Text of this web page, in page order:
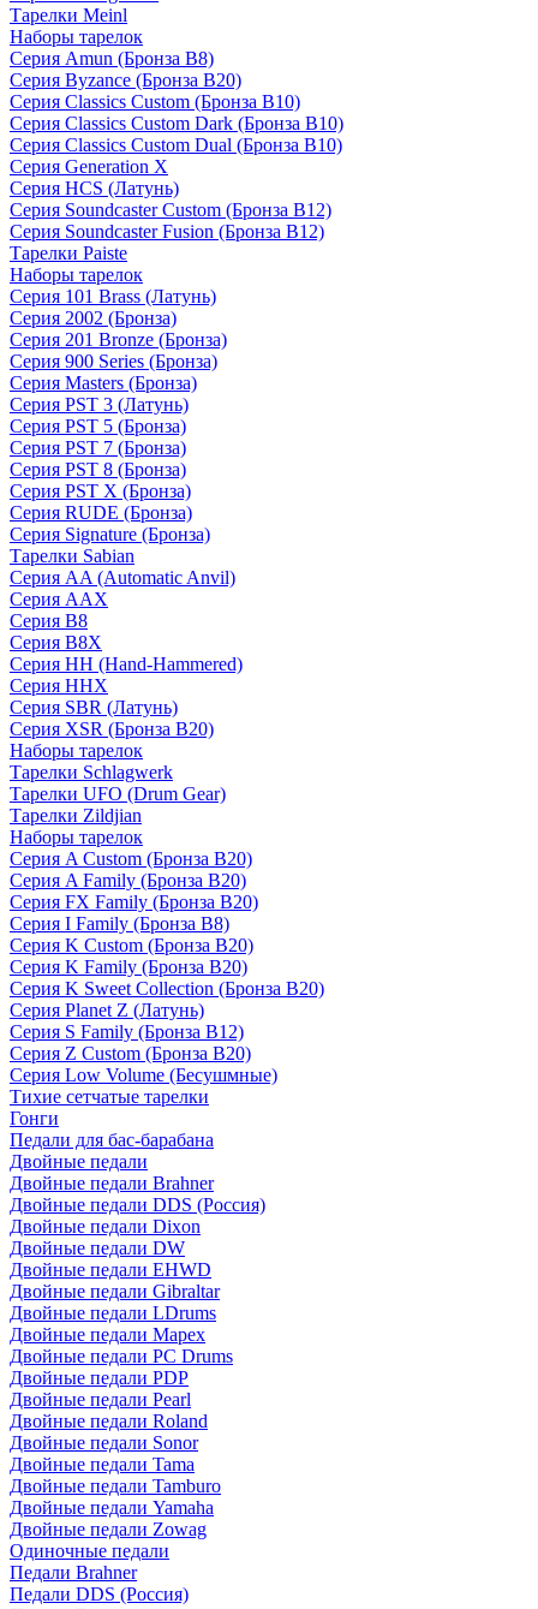
Тарелки Meinl
Наборы тарелок
Серия Amun (Бронза B8)
Серия Byzance (Бронза B20)
Серия Classics Custom (Бронза B10)
Серия Classics Custom Dark (Бронза B10)
Серия Classics Custom Dual (Бронза B10)
Серия Generation X
Серия HCS (Латунь)
Серия Soundcaster Custom (Бронза B12)
Серия Soundcaster Fusion (Бронза B12)
Тарелки Paiste
Наборы тарелок
Серия 101 Brass (Латунь)
Серия 2002 (Бронза)
Серия 201 Bronze (Бронза)
Серия 900 Series (Бронза)
Серия Masters (Бронза)
Серия PST 3 (Латунь)
Серия PST 5 (Бронза)
Серия PST 7 (Бронза)
Серия PST 8 (Бронза)
Серия PST X (Бронза)
Серия RUDE (Бронза)
Серия Signature (Бронза)
Тарелки Sabian
Серия AA (Automatic Anvil)
Серия AAX
Серия B8
Серия B8X
Серия HH (Hand-Hammered)
Серия HHX
Серия SBR (Латунь)
Серия XSR (Бронза B20)
Наборы тарелок
Тарелки Schlagwerk
Тарелки UFO (Drum Gear)
Тарелки Zildjian
Наборы тарелок
Серия A Custom (Бронза B20)
Серия A Family (Бронза B20)
Серия FX Family (Бронза B20)
Серия I Family (Бронза B8)
Серия K Custom (Бронза B20)
Серия K Family (Бронза B20)
Серия K Sweet Collection (Бронза B20)
Серия Planet Z (Латунь)
Серия S Family (Бронза B12)
Серия Z Custom (Бронза B20)
Серия Low Volume (Бесушмные)
Тихие сетчатые тарелки
Гонги
Педали для бас-барабана
Двойные педали
Двойные педали Brahner
Двойные педали DDS (Россия)
Двойные педали Dixon
Двойные педали DW
Двойные педали EHWD
Двойные педали Gibraltar
Двойные педали LDrums
Двойные педали Mapex
Двойные педали PC Drums
Двойные педали PDP
Двойные педали Pearl
Двойные педали Roland
Двойные педали Sonor
Двойные педали Tama
Двойные педали Tamburo
Двойные педали Yamaha
Двойные педали Zowag
Одиночные педали
Педали Brahner
Педали DDS (Россия)